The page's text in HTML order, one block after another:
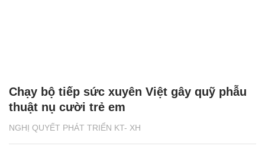
NGHỊ QUYẾT PHÁT TRIỂN KT- XH
Chạy bộ tiếp sức xuyên Việt gây quỹ phẫu
thuật nụ cười trẻ em